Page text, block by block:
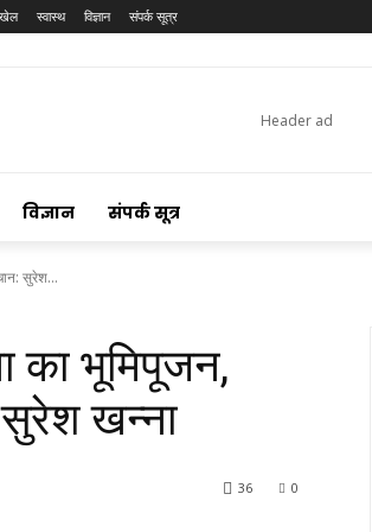
खेल स्वास्थ विज्ञान संपर्क सूत्र
विज्ञान संपर्क सूत्र
सुरेश...
का भूमिपूजन,
सुरेश खन्ना
0
36